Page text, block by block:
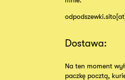
Dostawa:
Na ten moment
paczkę pocztą,